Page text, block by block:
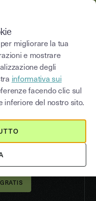
SU PDF
con
stamparlo né
una firma
a qualsiasi PDF in
tuo browser.
migliorare la tua
e mostrare
degli
informativa sui
facendo clic sul
inferiore del nostro sito.